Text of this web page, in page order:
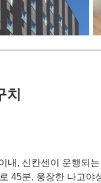
치
내, 신칸센이 운행되
45분, 웅장한 나고